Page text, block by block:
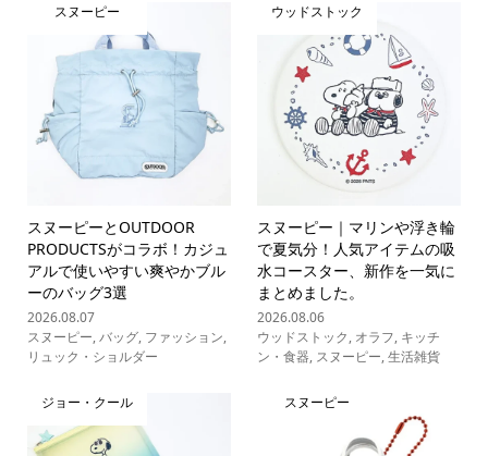
スヌーピー
スヌーピーとOUTDOOR
PRODUCTSがコラボ！カジュ
アルで使いやすい爽やかブル
ーのバッグ3選
2026.08.07
スヌーピー,バッグ, ファッション,
リュック・ショルダー
ウッドストック
スヌーピー｜マリンや浮き輪
で夏気分！人気アイテムの吸
水コースター、新作を一気に
まとめました。
2026.08.06
ウッドストック, オラフ, キッチ
ン・食器, スヌーピー,生活雑貨
ジョー・クール スヌーピー